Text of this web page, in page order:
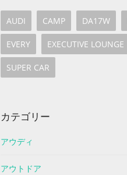
AUDI CAMP DA17W
EVERY EXECUTIVE LOUNGE
SUPER CAR
カテゴリー
アウディ
アウトドア